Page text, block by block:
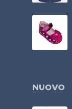
NUOVO